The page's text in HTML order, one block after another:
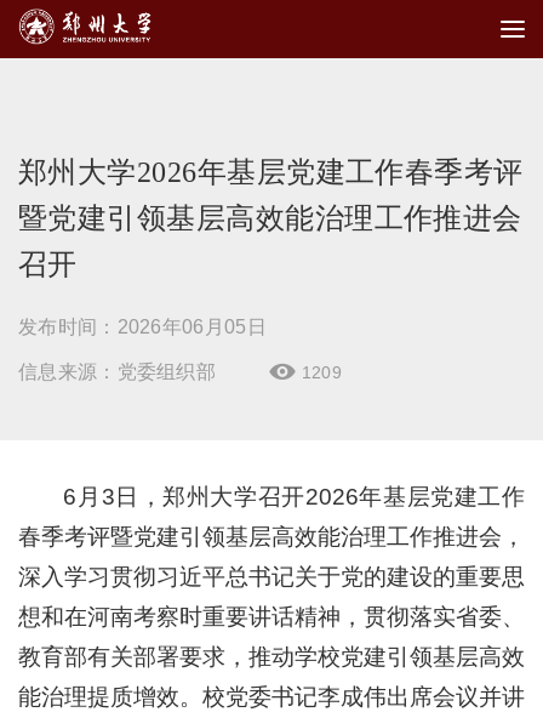
郑州大学2026年基层党建工作春季考评
暨党建引领基层高效能治理工作推进会
召开
发布时间：2026年06月05日
信息来源：党委组织部  1209
6月3日，郑州大学召开2026年基层党建工作
春季考评暨党建引领基层高效能治理工作推进会，
深入学习贯彻习近平总书记关于党的建设的重要思
想和在河南考察时重要讲话精神，贯彻落实省委、
教育部有关部署要求，推动学校党建引领基层高效
能治理提质增效。校党委书记李成伟出席会议并讲